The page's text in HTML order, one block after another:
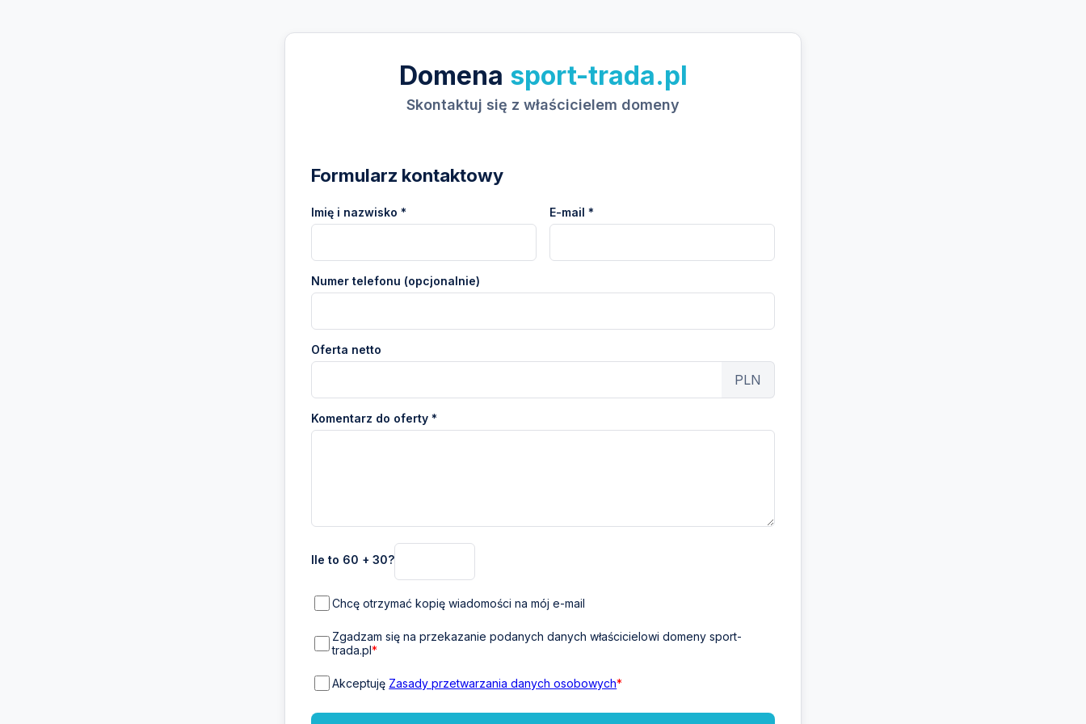
Domena sport-trada.pl
Skontaktuj się z właścicielem domeny
Formularz kontaktowy
Imię i nazwisko * E-mail *
Numer telefonu (opcjonalnie)
Oferta netto
PLN
Komentarz do oferty *
Ile to 60 + 30?
Chcę otrzymać kopię wiadomości na mój e-mail
Zgadzam się na przekazanie podanych danych właścicielowi domeny sport-
trada.pl*
Akceptuję Zasady przetwarzania danych osobowych*